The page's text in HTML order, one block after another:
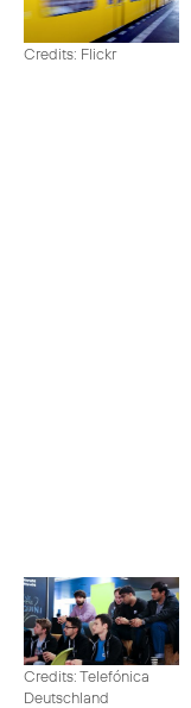
Credits: Flickr
Credits: Telefónica
Deutschland